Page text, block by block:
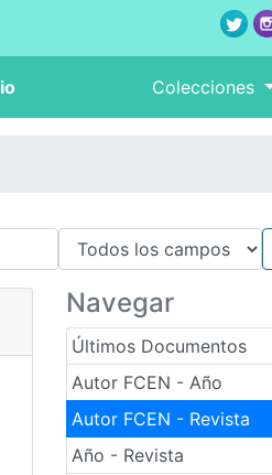
Colecciones
Navegar
Últimos Documentos
Autor FCEN - Año
Autor FCEN - Revista
Año - Revista